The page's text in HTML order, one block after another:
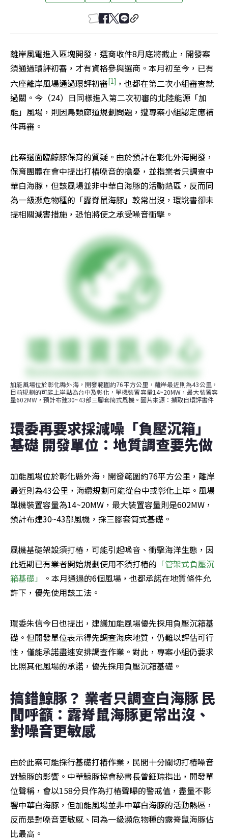
離岸風電進入區塊開發，選商收件8月底將截止，開發案
須通過環評初審，才有資格參與選商。本月初至今，已有
六座離岸風場通過環評初審[1] ，也都在第二次小組審查就
過關。今（24）日同樣進入第二次初審的北陸能源「加
能」風場，則因鳥類廊道規劃問題，遭專案小組認定應補
件再審。
此案還面臨鯨豚保育的質疑。由於預計在彰化外海開發，
保育團體在會中提出打樁噪音的擔憂，並指業者只調查中
華白海豚，但該風場並非中華白海豚的活動熱區，反而同
為一級瀕危物種的「露脊鼠海豚」較常出沒，環說書卻未
提相關減害措施，恐怕將使之承受噪音衝擊。
加能風場位於彰化縣外海，開發範圍約76平方公里，離岸最近則為43公里，
目前規劃的可能上岸點為台中及彰化，單機裝置容量14~20MW，最大裝置容
量602MW，預計布建30~43部三腳套筒式風機。圖片來源：擷取自環評書件
環委再要求採減噪「負壓沉箱」
基礎 開發單位：地質調查要先做
加能風場位於彰化縣外海，開發範圍約76平方公里，離岸
最近則為43公里，海纜規劃可能從台中或彰化上岸。風場
單機裝置容量為14~20MW，最大裝置容量則是602MW，
預計布建30~43部風機，採三腳套筒式基礎。
風機基礎架設須打樁，可能引起噪音、衝擊海洋生態，因
此近期已有業者開始規劃使用不須打樁的 「管架式負壓沉
箱基礎」
。本月通過的6個風場，也都承諾在地質條件允
許下，優先使用該工法。
環委朱信今日也提出，建議加能風場優先採用負壓沉箱基
礎。但開發單位表示得先調查海床地質，仍難以評估可行
性，僅能承諾盡速安排調查作業。對此，專案小組仍要求
比照其他風場的承諾，優先採用負壓沉箱基礎。
搞錯鯨豚？ 業者只調查白海豚 民
間呼籲：露脊鼠海豚更常出沒、
對噪音更敏感
由於此案可能採行基礎打樁作業，民間十分關切打樁噪音
對鯨豚的影響。中華鯨豚協會秘書長曾鉦琮指出，開發單
位聲稱，會以158分貝作為打樁聲曝的警戒值，盡量不影
響中華白海豚，但加能風場並非中華白海豚的活動熱區，
反而是對噪音更敏感、同為一級瀕危物種的露脊鼠海豚佔
比最高。